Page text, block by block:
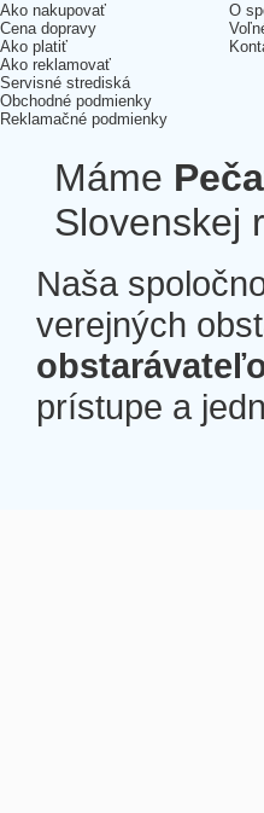
Ako nakupovať
Cena dopravy
Ako platiť
Ako reklamovať
Servisné strediská
Obchodné podmienky
Reklamačné podmienky
O
Máme
Slovenskej
Naša
verejných
prístupe a